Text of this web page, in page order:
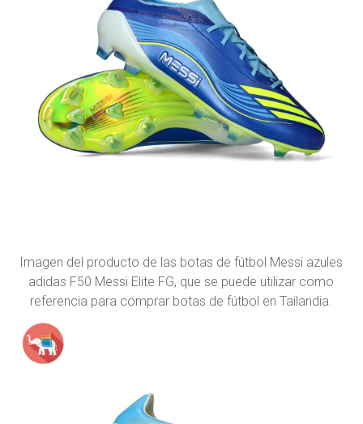
Imagen del producto de las botas de fútbol Messi azules
adidas F50 Messi Elite FG, que se puede utilizar como
referencia para comprar botas de fútbol en Tailandia.